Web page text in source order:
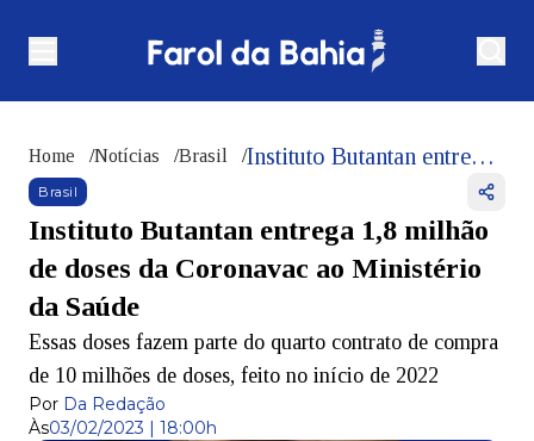
Home /Notícias /Brasil / Instituto Butantan entrega 1,8 milhão de doses da Coronavac ao Ministério da Saúde
Brasil
Instituto Butantan entrega 1,8 milhão
de doses da Coronavac ao Ministério
da Saúde
Essas doses fazem parte do quarto contrato de compra
de 10 milhões de doses, feito no início de 2022
Por Da Redação
Às03/02/2023 | 18:00h